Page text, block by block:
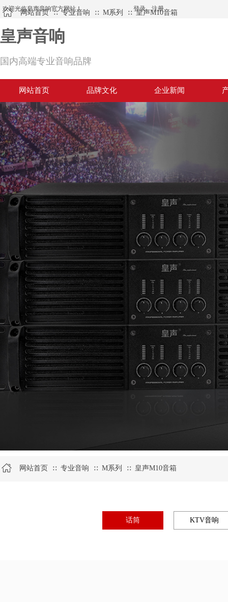
欢迎光临皇声音响官方网站！ 登录 | 注册
网站首页 ∷ 专业音响 ∷ M系列 ∷ 皇声M10音箱
皇声音响
国内高端专业音响品牌
网站首页 品牌文化 企业新闻
网站首页 ∷ 专业音响 ∷ M系列 ∷ 皇声M10音箱
话筒 KTV音响